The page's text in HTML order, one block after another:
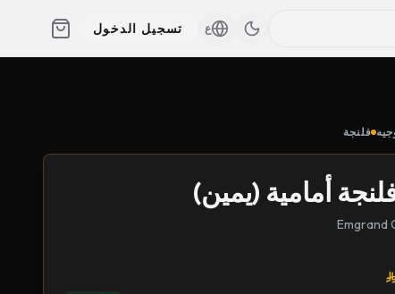
ع تسجيل الدخول
فلنجة
أمامية (يمين)